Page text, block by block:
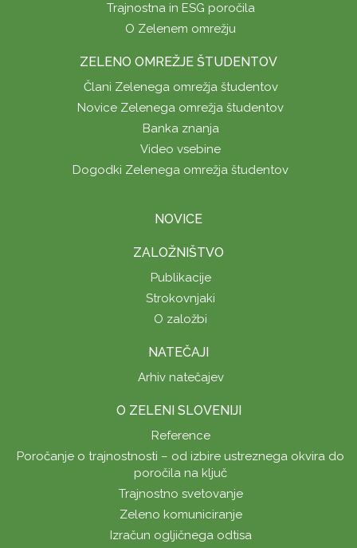
Trajnostna in ESG poročila
O Zelenem omrežju
ZELENO OMREŽJE ŠTUDENTOV
Člani Zelenega omrežja študentov
Novice Zelenega omrežja študentov
Banka znanja
Video vsebine
Dogodki Zelenega omrežja študentov
NOVICE
ZALOŽNIŠTVO
Publikacije
Strokovnjaki
O založbi
NATEČAJI
Arhiv natečajev
O ZELENI SLOVENIJI
Reference
Poročanje o trajnostnosti – od izbire ustreznega okvira do
poročila na ključ
Trajnostno svetovanje
Zeleno komuniciranje
Izračun ogljičnega odtisa